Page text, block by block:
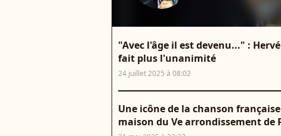
"Avec l'âge il est devenu..." :
fait plus l'unanimité
24 juillet 2025 à 08:02
Une icône de la chanson
maison du Ve arrondissement de